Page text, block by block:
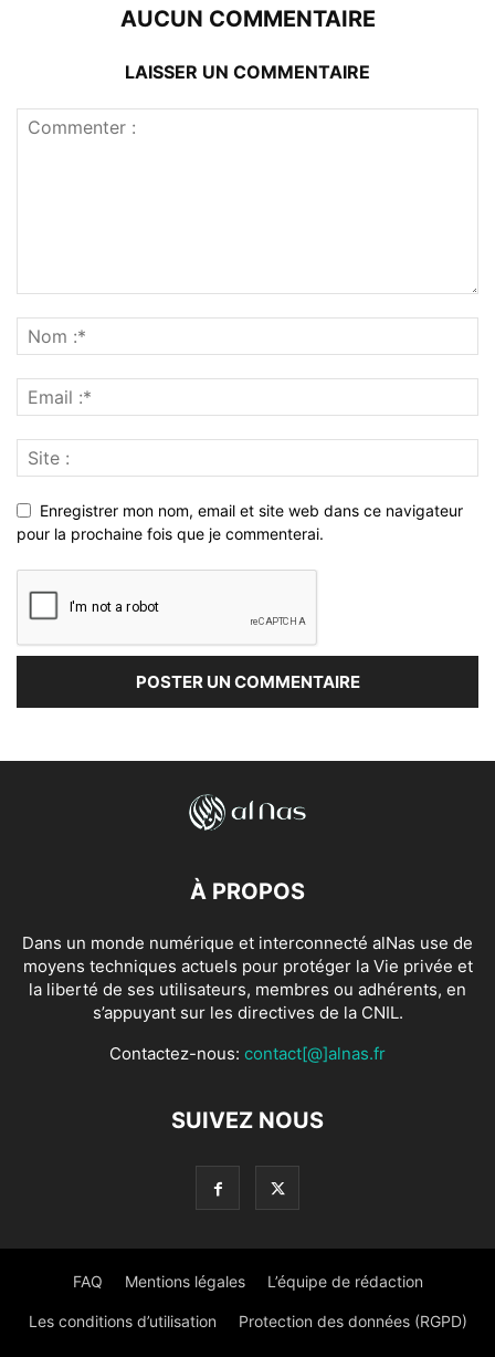
AUCUN COMMENTAIRE
LAISSER UN COMMENTAIRE
Enregistrer mon nom, email et site web dans ce navigateur
pour la prochaine fois que je commenterai.
À PROPOS
Dans un monde numérique et interconnecté alNas use de
moyens techniques actuels pour protéger la Vie privée et
la liberté de ses utilisateurs, membres ou adhérents, en
s’appuyant sur les directives de la CNIL.
Contactez-nous: contact[@]alnas.fr
SUIVEZ NOUS
FAQ Mentions légales L’équipe de rédaction
Les conditions d’utilisation Protection des données (RGPD)